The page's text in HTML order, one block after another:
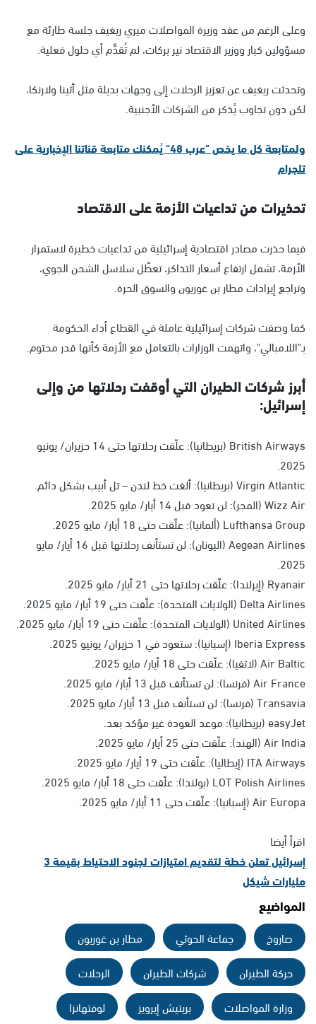
وعلى الرغم من عقد وزيرة المواصلات ميري ريغيف جلسة طارئة مع
مسؤولين كبار ووزير الاقتصاد نير بركات، لم تُقدَّم أي حلول فعلية.
وتحدثت ريغيف عن تعزيز الرحلات إلى وجهات بديلة مثل أثينا ولارنكا،
لكن دون تجاوب يُذكر من الشركات الأجنبية.
ولمتابعة كل ما يخص "عرب 48" يُمكنك متابعة قناتنا الإخبارية على
تلجرام
تحذيرات من تداعيات الأزمة على الاقتصاد
فيما حذرت مصادر اقتصادية إسرائيلية من تداعيات خطيرة لاستمرار
الأزمة، تشمل ارتفاع أسعار التذاكر، تعطّل سلاسل الشحن الجوي،
وتراجع إيرادات مطار بن غوريون والسوق الحرة.
كما وصفت شركات إسرائيلية عاملة في القطاع أداء الحكومة
بـ"اللامبالي"، واتهمت الوزارات بالتعامل مع الأزمة كأنها قدر محتوم.
أبرز شركات الطيران التي أوقفت رحلاتها من وإلى
إسرائيل:
British Airways (بريطانيا): علّقت رحلاتها حتى 14 حزيران/ يونيو
2025.
Virgin Atlantic (بريطانيا): ألغت خط لندن – تل أبيب بشكل دائم.
Wizz Air (المجر): لن تعود قبل 14 أيار/ مايو 2025.
Lufthansa Group (ألمانيا): علّقت حتى 18 أيار/ مايو 2025.
Aegean Airlines (اليونان): لن تستأنف رحلاتها قبل 16 أيار/ مايو
2025.
Ryanair (إيرلندا): علّقت رحلاتها حتى 21 أيار/ مايو 2025.
Delta Airlines (الولايات المتحدة): علّقت حتى 19 أيار/ مايو 2025.
United Airlines (الولايات المتحدة): علّقت حتى 19 أيار/ مايو 2025.
Iberia Express (إسبانيا): ستعود في 1 حزيران/ يونيو 2025.
Air Baltic (لاتفيا): علّقت حتى 18 أيار/ مايو 2025.
Air France (فرنسا): لن تستأنف قبل 13 أيار/ مايو 2025.
Transavia (فرنسا): لن تستأنف قبل 13 أيار/ مايو 2025.
easyJet (بريطانيا): موعد العودة غير مؤكد بعد.
Air India (الهند): علّقت حتى 25 أيار/ مايو 2025.
ITA Airways (إيطاليا): علّقت حتى 19 أيار/ مايو 2025.
LOT Polish Airlines (بولندا): علّقت حتى 18 أيار/ مايو 2025.
Air Europa (إسبانيا): علّقت حتى 11 أيار/ مايو 2025.
اقرأ أيضا
إسرائيل تعلن خطة لتقديم امتيازات لجنود الاحتياط بقيمة 3
مليارات شيكل
المواضيع
صاروخ جماعة الحوثي
مطار بن غوريون
حركة الطيران
شركات الطيران
الرحلات
وزارة المواصلات
بريتيش إيرويز لوفتهانزا